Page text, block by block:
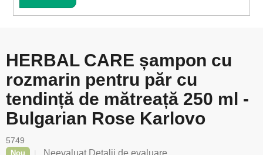
HERBAL CARE șampon cu
rozmarin pentru păr cu
tendință de mătreață 250 ml -
Bulgarian Rose Karlovo
5749
Nou
Evaluarea
Neevaluat Detalii de evaluare